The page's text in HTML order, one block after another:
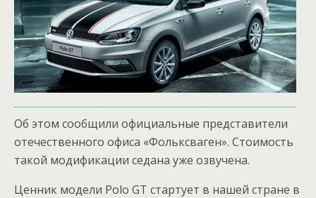
Об этом сообщили официальные представители
отечественного офиса «Фольксваген». Стоимость
такой модификации седана уже озвучена.
Ценник модели Polo GT стартует в нашей стране в